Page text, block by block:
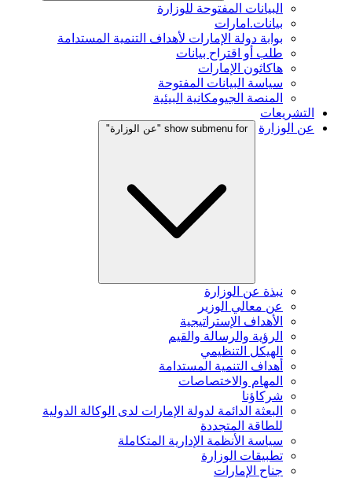
البيانات المفتوحة للوزارة
بيانات.امارات
بوابة دولة الإمارات لأهداف التنمية المستدامة
طلب أو اقتراح بيانات
هاكاثون الإمارات
سياسة البيانات المفتوحة
المنصة الجيومكانية البيئية
التشريعات
عن الوزارة
show submenu for "عن الوزارة"
نبذة عن الوزارة
عن معالي الوزير
الأهداف الإستراتيجية
الرؤية والرسالة والقيم
الهيكل التنظيمي
أهداف التنمية المستدامة
المهام والاختصاصات
شركاؤنا
البعثة الدائمة لدولة الإمارات لدى الوكالة الدولية
للطاقة المتجددة
سياسة الأنظمة الإدارية المتكاملة
تطبيقات الوزارة
جناح الإمارات